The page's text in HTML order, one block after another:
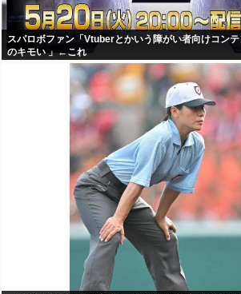
スパロボファン「Vtuberとかいう障がい者向けコン
のキモい 」←これ